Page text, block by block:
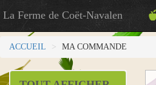
La Ferme de Coët-Navalen
ACCUEIL MA COMMANDE